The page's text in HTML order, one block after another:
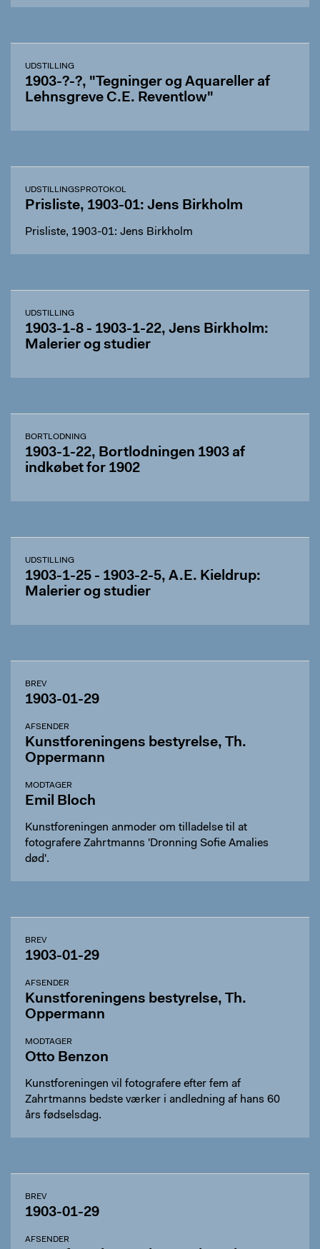
UDSTILLING
1903-?-?, "Tegninger og Aquareller af
Lehnsgreve C.E. Reventlow"
UDSTILLINGSPROTOKOL
Prisliste, 1903-01: Jens Birkholm
Prisliste, 1903-01: Jens Birkholm
UDSTILLING
1903-1-8 - 1903-1-22, Jens Birkholm:
Malerier og studier
BORTLODNING
1903-1-22, Bortlodningen 1903 af
indkøbet for 1902
UDSTILLING
1903-1-25 - 1903-2-5, A.E. Kieldrup:
Malerier og studier
BREV
1903-01-29
AFSENDER
Kunstforeningens bestyrelse, Th.
Oppermann
MODTAGER
Emil Bloch
Kunstforeningen anmoder om tilladelse til at
fotografere Zahrtmanns 'Dronning Sofie Amalies
død'.
BREV
1903-01-29
AFSENDER
Kunstforeningens bestyrelse, Th.
Oppermann
MODTAGER
Otto Benzon
Kunstforeningen vil fotografere efter fem af
Zahrtmanns bedste værker i andledning af hans 60
års fødselsdag.
BREV
1903-01-29
AFSENDER